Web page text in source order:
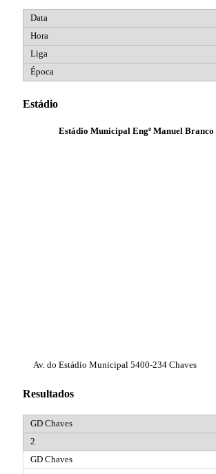
Estádio
Estádio Municipal Engº Manuel
Av. do Estádio Municipal 5400-234 Chaves
Resultados